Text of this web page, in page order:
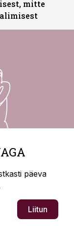
mitte
päeva
Liitun